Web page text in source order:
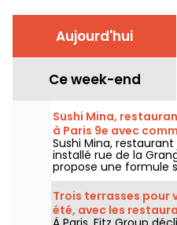
Aujourd'hui
Ce week-end
Sushi Mina,
à Paris 9e avec
Sushi Mina,
installé rue de la
propose une formule
commande sur
gyozas, brochettes et
demande sont
mardi au dimanche.
Trois terrasses pour
été, avec les